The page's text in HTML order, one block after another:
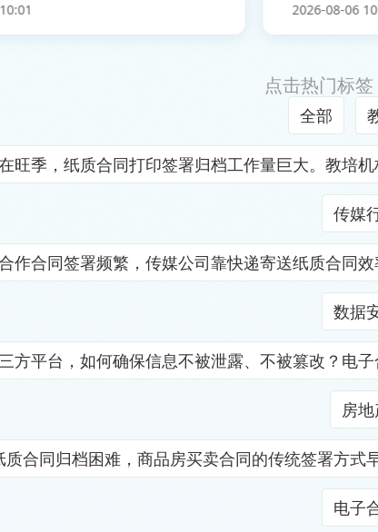
2026-08-06 10:01
点击热门标
全部
旺季，纸质合同打印签署归档工作量巨大。教培
传媒
作合同签署频繁，传媒公司靠快递寄送纸质合同
数据
方平台，如何确保信息不被泄露、不被篡改？电
房
合同归档困难，商品房买卖合同的传统签署方
电子